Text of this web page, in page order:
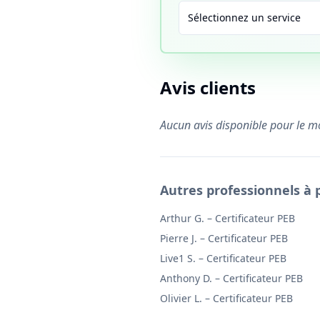
Sélectionnez un service
Avis clients
Aucun avis disponible pour le
Autres professionnels à
Arthur G. – Certificateur PEB
Pierre J. – Certificateur PEB
Live1 S. – Certificateur PEB
Anthony D. – Certificateur PEB
Olivier L. – Certificateur PEB